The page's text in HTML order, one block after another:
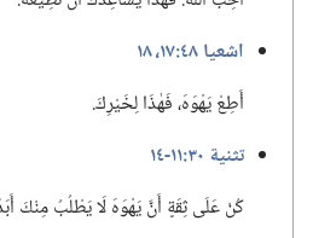
اشعيا ٤٨:‏١٧،‏ ١٨
أَطِعْ يَهْوَهَ،‏ فَهٰذَا لِخَيْرِكَ.‏
تثنية ٣٠:‏١١-‏١٤
كُنْ عَلَى ثِقَةٍ أَنَّ يَهْوَهَ لَا يَطْلُبُ مِنْكَ